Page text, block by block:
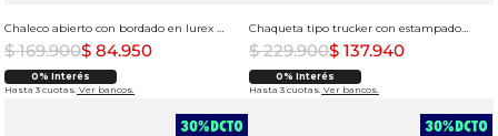
Chaleco abierto con bordado en lurex para mujer
$ 169.900$ 84.950
0% Interés
Hasta 3 cuotas. Ver bancos.
Chaqueta tipo trucker con estampado full print para mujer
$ 229.900$ 137.940
0% Interés
Hasta 3 cuotas. Ver bancos.